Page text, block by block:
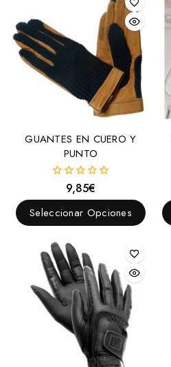
GUANTES EN CUERO Y
PUNTO
fuera
de
5
9,85€
Seleccionar Opciones